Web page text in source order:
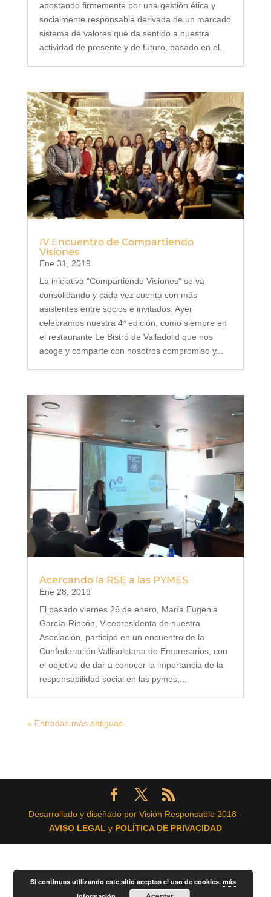
apostando firmemente por una gestión ética y
socialmente responsable derivada de un marcado
sistema de valores que da sentido a nuestra
actividad de presente y de futuro, basado en el...
IV Encuentro de Compartiendo
Visiones
Ene 31, 2019
La iniciativa "Compartiendo Visiones" se va
consolidando y cada vez cuenta con más
asistentes entre socios e invitados. Ayer
celebramos nuestra 4ª edición, como siempre en
el restaurante Le Bistró de Valladolid que nos
acoge y comparte con nosotros compromiso y...
Acercando la RSE a las PYMES
Ene 28, 2019
El pasado viernes 26 de enero, María Eugenia
García-Rincón, Vicepresidenta de nuestra
Asociación, participó en un encuentro de la
Confederación Vallisoletana de Empresarios, con
el objetivo de dar a conocer la importancia de la
responsabilidad social en las pymes,...
« Entradas más antiguas
Desarrollado y diseñado por Visión Responsable 2018 -
AVISO LEGAL y POLÍTICA DE PRIVACIDAD
Si continuas utilizando este sitio aceptas el uso de cookies.más